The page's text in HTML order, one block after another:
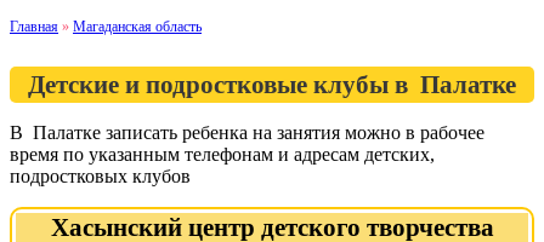
Главная » Магаданская область
Детские и подростковые клубы в Палатке
В Палатке записать ребенка на занятия можно в рабочее
время по указанным телефонам и адресам детских,
подростковых клубов
Хасынский центр детского творчества